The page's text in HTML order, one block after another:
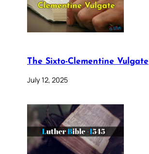
The Sixto-Clementine Vulgate
July 12, 2025